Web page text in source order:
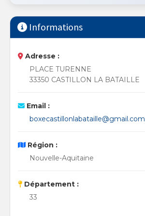
Informations
Adresse :
PLACE TURENNE
33350 CASTILLON LA BATAILLE
Email :
boxecastillonlabataille@gmail.com
Région :
Nouvelle-Aquitaine
Département :
33